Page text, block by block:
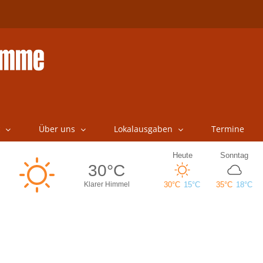
Über uns Lokalausgaben Termine